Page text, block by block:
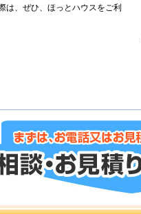
は、ぜひ、ほっとハウスをご利